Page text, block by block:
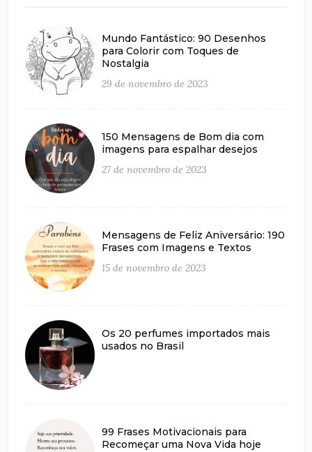
Mundo Fantástico: 90 Desenhos
para Colorir com Toques de
Nostalgia
29 de novembro de 2023
150 Mensagens de Bom dia com
imagens para espalhar desejos
27 de novembro de 2023
Mensagens de Feliz Aniversário: 190
Frases com Imagens e Textos
15 de novembro de 2023
Os 20 perfumes importados mais
usados no Brasil
99 Frases Motivacionais para
Recomeçar uma Nova Vida hoje